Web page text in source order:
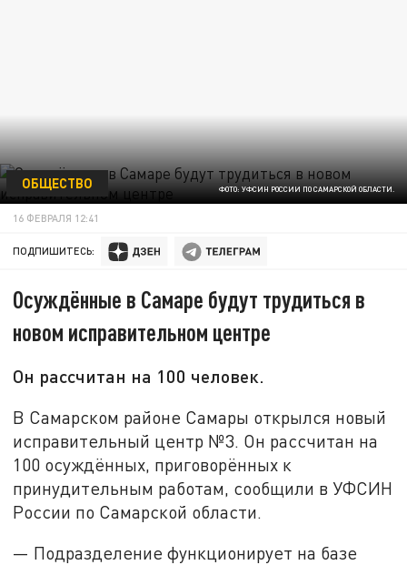
ФОТО: УФСИН РОССИИ ПО САМАРСКОЙ ОБЛАСТИ.
ОБЩЕСТВО
16 ФЕВРАЛЯ 12:41
ПОДПИШИТЕСЬ:
Осуждённые в Самаре будут трудиться в
новом исправительном центре
Он рассчитан на 100 человек.
В Самарском районе Самары открылся новый
исправительный центр №3. Он рассчитан на
100 осуждённых, приговорённых к
принудительным работам, сообщили в УФСИН
России по Самарской области.
— Подразделение функционирует на базе